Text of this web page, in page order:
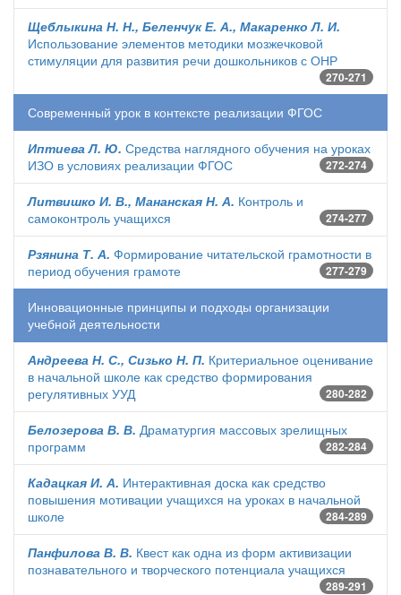
Щеблыкина Н. Н., Беленчук Е. А., Макаренко Л. И.
Использование элементов методики мозжечковой
стимуляции для развития речи дошкольников с ОНР
270-271
Современный урок в контексте реализации ФГОС
Иптиева Л. Ю. Средства наглядного обучения на уроках
ИЗО в условиях реализации ФГОС
272-274
Литвишко И. В., Мананская Н. А. Контроль и
самоконтроль учащихся
274-277
Рзянина Т. А. Формирование читательской грамотности в
период обучения грамоте
277-279
Инновационные принципы и подходы организации
учебной деятельности
Андреева Н. С., Сизько Н. П. Критериальное оценивание
в начальной школе как средство формирования
регулятивных УУД
280-282
Белозерова В. В. Драматургия массовых зрелищных
программ
282-284
Кадацкая И. А. Интерактивная доска как средство
повышения мотивации учащихся на уроках в начальной
школе
284-289
Панфилова В. В. Квест как одна из форм активизации
познавательного и творческого потенциала учащихся
289-291